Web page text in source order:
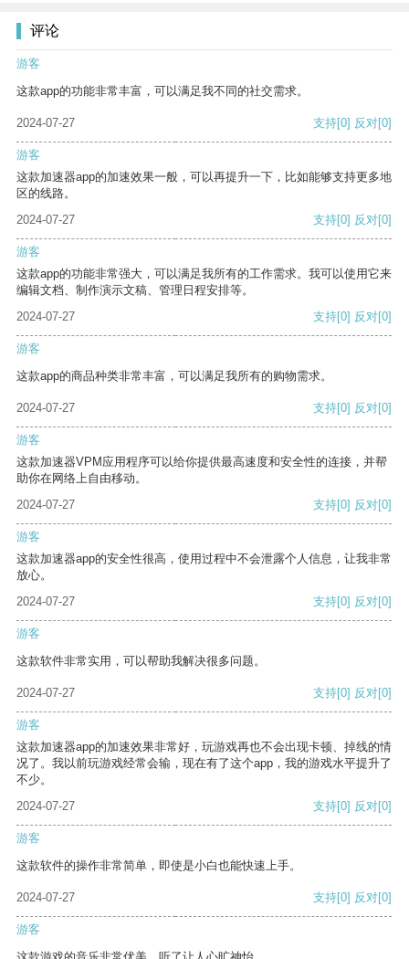
评论
游客
这款app的功能非常丰富，可以满足我不同的社交需求。
2024-07-27 支持[0] 反对[0]
游客
这款加速器app的加速效果一般，可以再提升一下，比如能够支持更多地
区的线路。
2024-07-27
支持[0] 反对[0]
游客
这款app的功能非常强大，可以满足我所有的工作需求。我可以使用它来
编辑文档、制作演示文稿、管理日程安排等。
2024-07-27
支持[0] 反对[0]
游客
这款app的商品种类非常丰富，可以满足我所有的购物需求。
2024-07-27 支持[0] 反对[0]
游客
这款加速器VPM应用程序可以给你提供最高速度和安全性的连接，并帮
助你在网络上自由移动。
2024-07-27
支持[0] 反对[0]
游客
这款加速器app的安全性很高，使用过程中不会泄露个人信息，让我非常
放心。
2024-07-27
支持[0] 反对[0]
游客
这款软件非常实用，可以帮助我解决很多问题。
2024-07-27 支持[0] 反对[0]
游客
这款加速器app的加速效果非常好，玩游戏再也不会出现卡顿、掉线的情
况了。我以前玩游戏经常会输，现在有了这个app，我的游戏水平提升了
不少。
2024-07-27
支持[0] 反对[0]
游客
这款软件的操作非常简单，即使是小白也能快速上手。
2024-07-27 支持[0] 反对[0]
游客